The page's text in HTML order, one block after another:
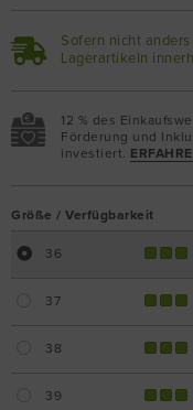
Sofern nicht
Lagerartikeln
12 % des
Förderung und
investiert.
Größe / Verfügbarkeit
36
37
38
39